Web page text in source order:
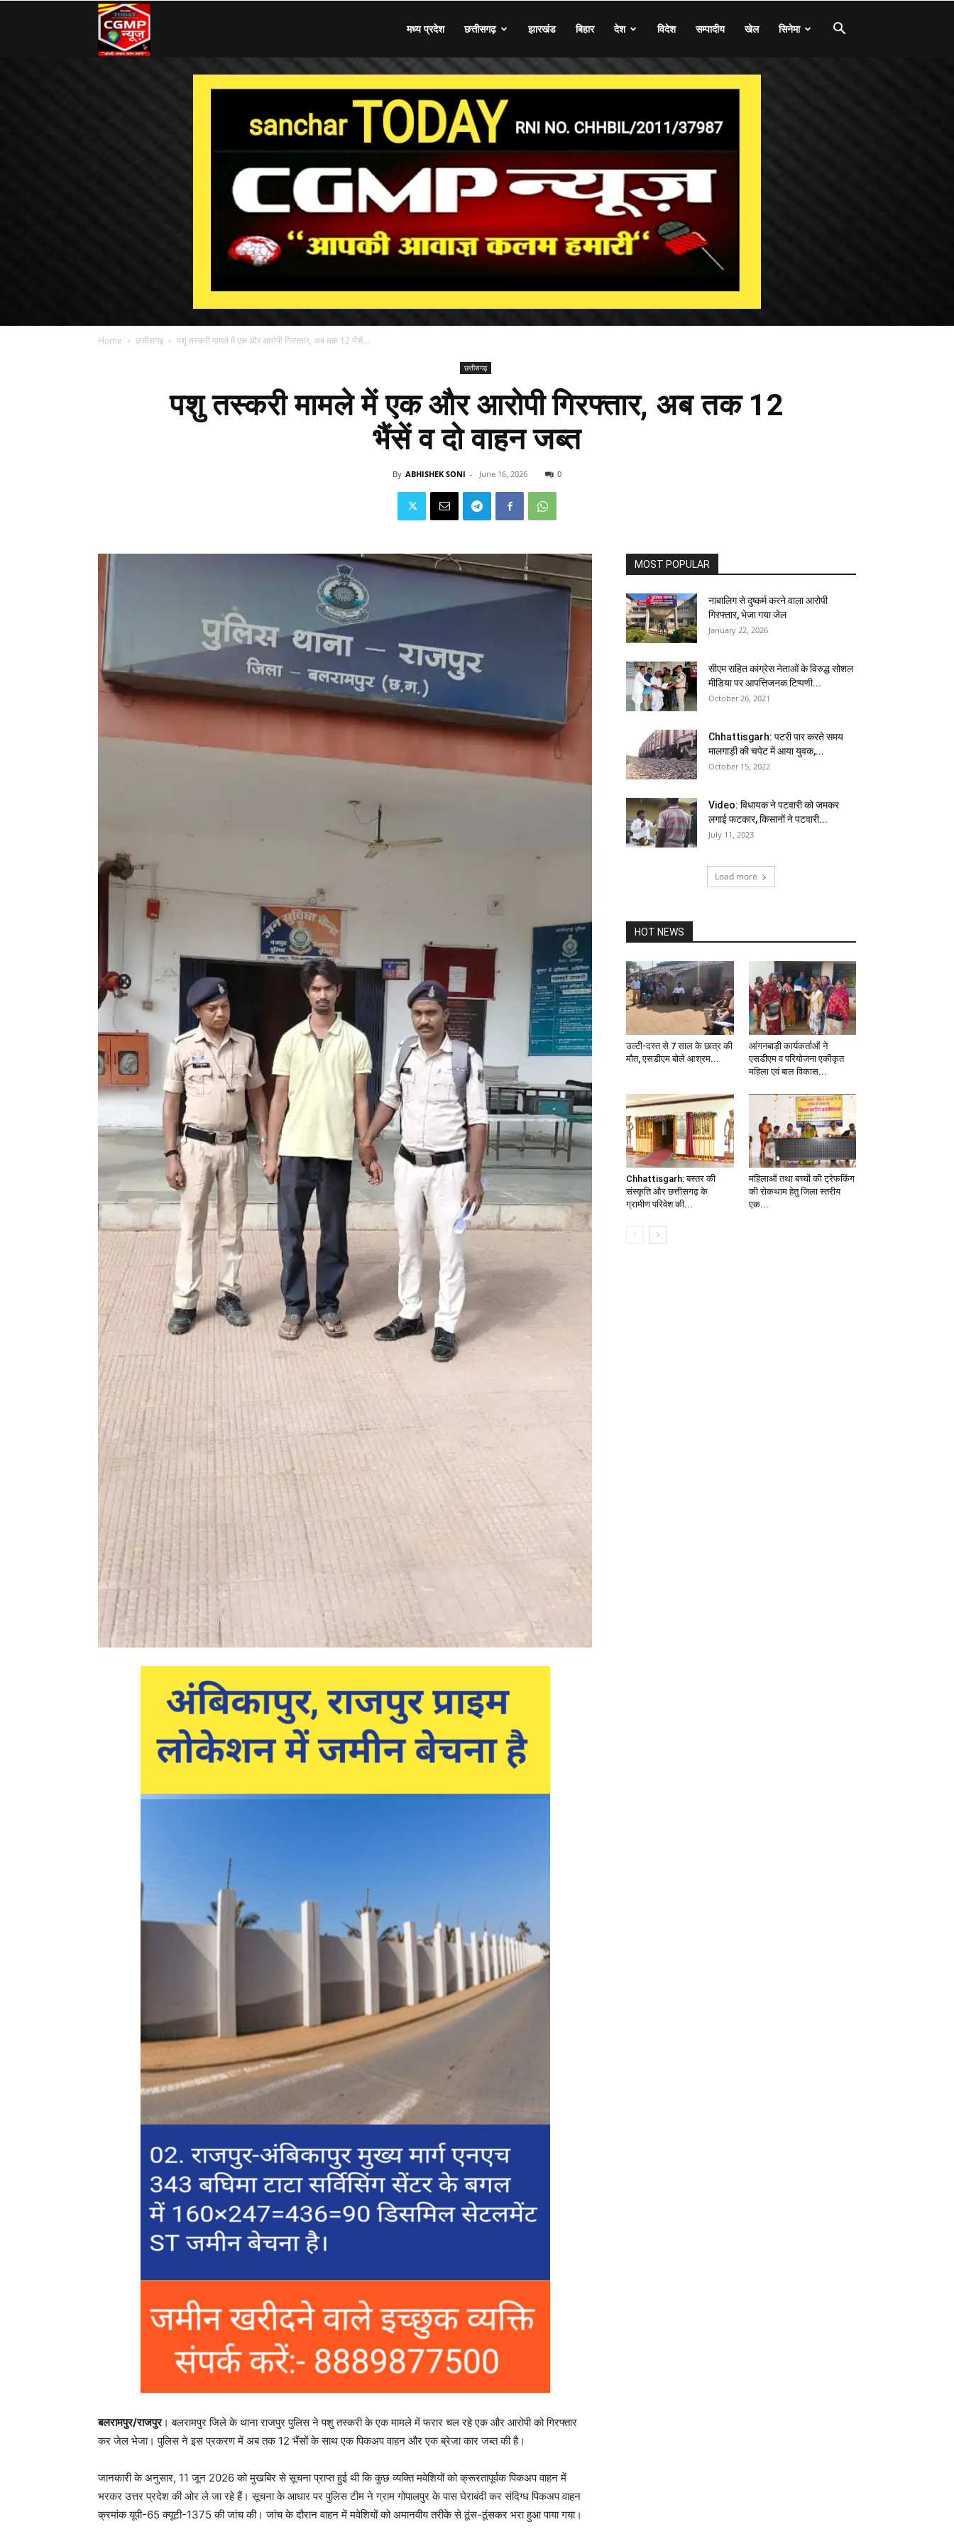
मध्य प्रदेश छत्तीसगढ़ झारखंड बिहार देश विदेश सम्पादीय खेल सिनेमा
Home छत्तीसगढ़ पशु तस्करी मामले में एक और आरोपी गिरफ्तार, अब तक 12 भैंसें...
छत्तीसगढ़
पशु तस्करी मामले में एक और आरोपी गिरफ्तार, अब तक 12
भैंसें व दो वाहन जब्त
By ABHISHEK SONI - June 16, 2026 0
बलरामपुर/राजपुर। बलरामपुर जिले के थाना राजपुर पुलिस ने पशु तस्करी के एक मामले में फरार चल रहे एक और आरोपी को गिरफ्तार
कर जेल भेजा। पुलिस ने इस प्रकरण में अब तक 12 भैंसों के साथ एक पिकअप वाहन और एक ब्रेजा कार जब्त की है।
जानकारी के अनुसार, 11 जून 2026 को मुखबिर से सूचना प्राप्त हुई थी कि कुछ व्यक्ति मवेशियों को क्रूरतापूर्वक पिकअप वाहन में
भरकर उत्तर प्रदेश की ओर ले जा रहे हैं। सूचना के आधार पर पुलिस टीम ने ग्राम गोपालपुर के पास घेराबंदी कर संदिग्ध पिकअप वाहन
क्रमांक यूपी-65 क्यूटी-1375 की जांच की। जांच के दौरान वाहन में मवेशियों को अमानवीय तरीके से ठूंस-ठूंसकर भरा हुआ पाया गया।
MOST POPULAR
नाबालिग से दुष्कर्म करने वाला आरोपी
गिरफ्तार, भेजा गया जेल
January 22, 2026
सीएम सहित कांग्रेस नेताओं के विरुद्ध सोशल
मीडिया पर आपत्तिजनक टिप्पणी...
October 26, 2021
Chhattisgarh: पटरी पार करते समय
मालगाड़ी की चपेट में आया युवक,...
October 15, 2022
Video: विधायक ने पटवारी को जमकर
लगाई फटकार, किसानों ने पटवारी...
July 11, 2023
Load more
HOT NEWS
उल्टी-दस्त से 7 साल के छात्र की
मौत, एसडीएम बोले आश्रम...
आंगनबाड़ी कार्यकर्ताओं ने
एसडीएम व परियोजना एकीकृत
महिला एवं बाल विकास...
Chhattisgarh: बस्तर की
संस्कृति और छत्तीसगढ़ के
ग्रामीण परिवेश की...
महिलाओं तथा बच्चों की ट्रेफकिंग
की रोकथाम हेतु जिला स्तरीय
एक...